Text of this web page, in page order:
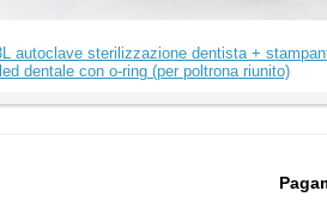
autoclave sterilizzazione dentista +
dentale con o-ring (per poltrona riunito)